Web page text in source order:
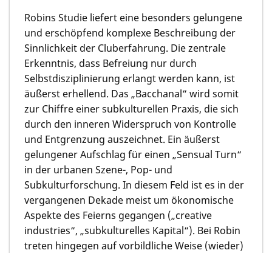
Robins Studie liefert eine besonders gelungene
und erschöpfend komplexe Beschreibung der
Sinnlichkeit der Cluberfahrung. Die zentrale
Erkenntnis, dass Befreiung nur durch
Selbstdisziplinierung erlangt werden kann, ist
äußerst erhellend. Das „Bacchanal“ wird somit
zur Chiffre einer subkulturellen Praxis, die sich
durch den inneren Widerspruch von Kontrolle
und Entgrenzung auszeichnet. Ein äußerst
gelungener Aufschlag für einen „Sensual Turn“
in der urbanen Szene-, Pop- und
Subkulturforschung. In diesem Feld ist es in der
vergangenen Dekade meist um ökonomische
Aspekte des Feierns gegangen („creative
industries“, „subkulturelles Kapital“). Bei Robin
treten hingegen auf vorbildliche Weise (wieder)